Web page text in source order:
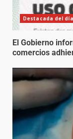
Destacada del día
El Gobierno
comercios